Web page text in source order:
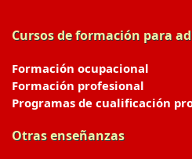
Cursos de formación para
Formación ocupacional
Formación profesional
Programas de cualificación
Otras enseñanzas